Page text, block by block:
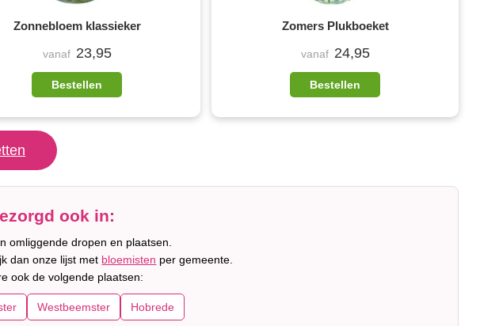
Zonnebloem klassieker
vanaf 23,95
Bestellen
Zomers Plukboeket
vanaf 24,95
Bestellen
ook in:
omliggende dropen en plaatsen.
dan onze lijst met bloemisten per gemeente.
ook de volgende plaatsen:
Westbeemster Hobrede